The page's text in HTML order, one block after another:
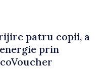
patru copii, a
prin